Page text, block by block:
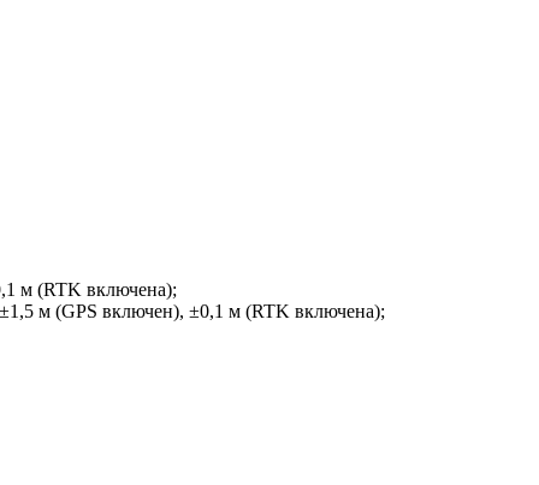
м (RTK включена);
м (GPS включен), ±0,1 м (RTK включена);